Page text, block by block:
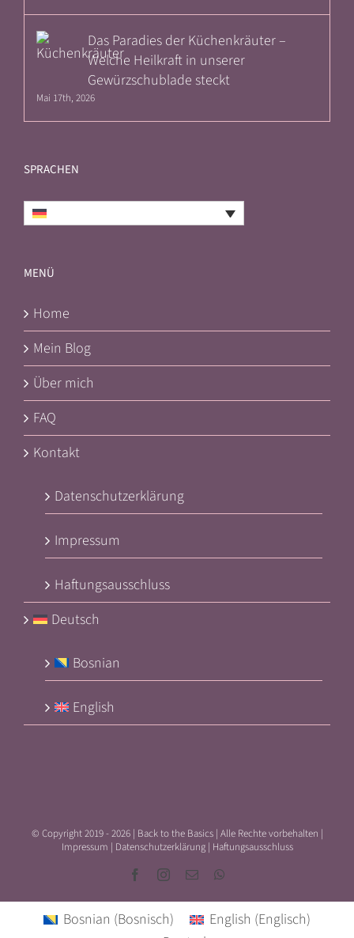
Das Paradies der Küchenkräuter –
Welche Heilkraft in unserer
Gewürzschublade steckt
Mai 17th, 2026
SPRACHEN
MENÜ
Home
Mein Blog
Über mich
FAQ
Kontakt
Datenschutzerklärung
Impressum
Haftungsausschluss
Deutsch
Bosnian
English
© Copyright 2019 -2026 | Back to the Basics | Alle Rechte vorbehalten |
Impressum | Datenschutzerklärung| Haftungsausschluss
FacebookInstagram
E-
Bosnian (Bosnisch) English (Englisch)